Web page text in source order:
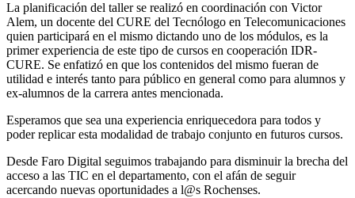
La planificación del taller se realizó en coordinación con Victor
Alem, un docente del CURE del Tecnólogo en Telecomunicaciones
quien participará en el mismo dictando uno de los módulos, es la
primer experiencia de este tipo de cursos en cooperación IDR-
CURE. Se enfatizó en que los contenidos del mismo fueran de
utilidad e interés tanto para público en general como para alumnos y
ex-alumnos de la carrera antes mencionada.
Esperamos que sea una experiencia enriquecedora para todos y
poder replicar esta modalidad de trabajo conjunto en futuros cursos.
Desde Faro Digital seguimos trabajando para disminuir la brecha del
acceso a las TIC en el departamento, con el afán de seguir
acercando nuevas oportunidades a l@s Rochenses.